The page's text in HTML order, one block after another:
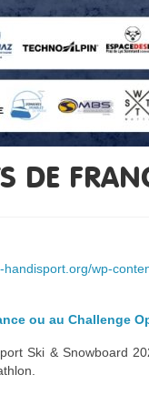
DE
handisport.org/wp-
ou au Challenge
Ski & Snowboard